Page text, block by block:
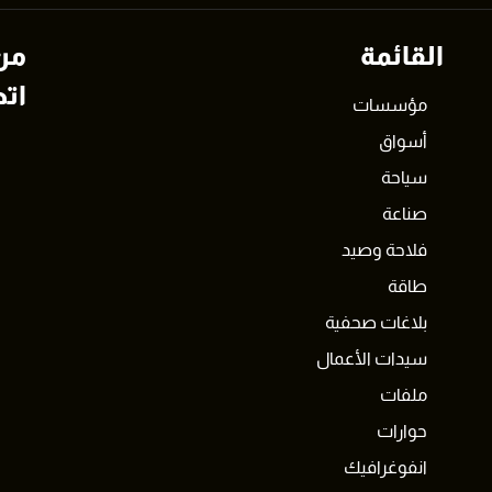
القائمة
مؤسسات
أسواق
سياحة
صناعة
فلاحة وصيد
طاقة
بلاغات صحفية
سيدات الأعمال
ملفات
حوارات
انفوغرافيك